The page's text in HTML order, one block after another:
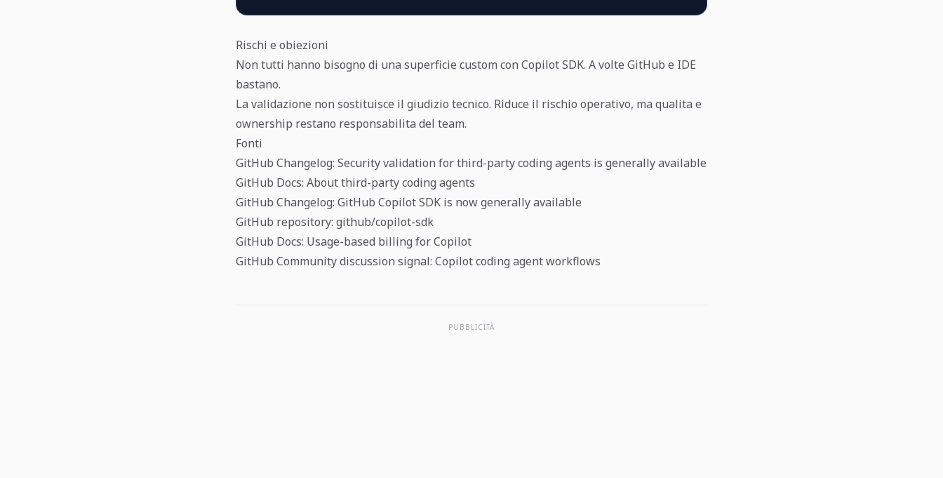
Rischi e obiezioni
Non tutti hanno bisogno di una superficie custom con Copilot SDK. A volte GitHub e IDE
bastano.
La validazione non sostituisce il giudizio tecnico. Riduce il rischio operativo, ma qualita e
ownership restano responsabilita del team.
Fonti
GitHub Changelog: Security validation for third-party coding agents is generally available
GitHub Docs: About third-party coding agents
GitHub Changelog: GitHub Copilot SDK is now generally available
GitHub repository: github/copilot-sdk
GitHub Docs: Usage-based billing for Copilot
GitHub Community discussion signal: Copilot coding agent workflows
PUBBLICITÀ